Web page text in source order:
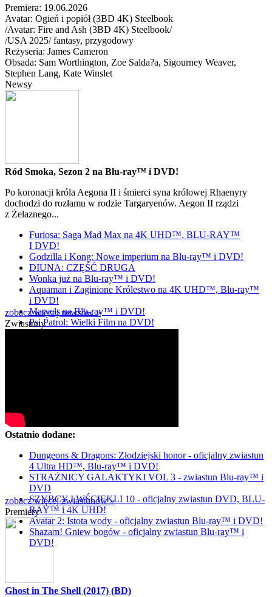
Premiera: 19.06.2026
Avatar: Ogień i popiół (3BD 4K) Steelbook
/Avatar: Fire and Ash (3BD 4K) Steelbook/
/USA 2025/fantasy, przygodowy
Reżyseria: James Cameron
Obsada: Sam Worthington, Zoe Salda?a, Sigourney Weaver,
Stephen Lang, Kate Winslet
Newsy
Ród Smoka, Sezon 2 na Blu-ray™ i DVD!
Po koronacji króla Aegona II i śmierci syna królowej Rhaenyry
dochodzi do rozłamu w rodzie Targaryenów. Aegon II rządzi
z Żelaznego...
Furiosa: Saga Mad Max na 4K UHD™, BLU-RAY™
I DVD!
Godzilla i Kong: Nowe imperium na Blu-ray™ i DVD!
DIUNA: CZĘŚĆ DRUGA
Wonka już na Blu-ray™ i DVD!
Aquaman i Zaginione Królestwo na 4K UHD™, Blu-ray™
i DVD!
Marvels na Blu-ray™ i DVD!
Psi Patrol: Wielki Film na DVD!
zobacz więcej newsów »
Zwiastuny
Ostatnio dodane:
Dungeons & Dragons: Złodziejski honor - oficjalny zwiastun
4 Ultra HD™, Blu-ray™ i DVD!
STRAŻNICY GALAKTYKI VOL 3 - zwiastun Blu-ray™ i
DVD
SZYBCY I WŚCIEKLI 10 - oficjalny zwiastun DVD, BLU-
RAY™ i 4K UHD!
Avatar 2: Istota wody - oficjalny zwiastun Blu-ray™ i DVD!
Shazam! Gniew bogów - oficjalny zwiastun Blu-ray™ i
DVD!
zobacz więcej zwiastunów »
Premiery
Ghost in The Shell (2017) (BD)